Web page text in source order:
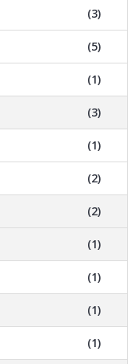
(3)
(5)
(1)
(3)
(1)
(2)
(2)
(1)
(1)
(1)
(1)